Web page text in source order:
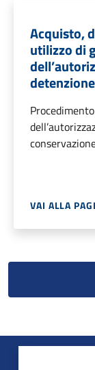
Acquisto,
utilizzo di
VAI ALLA